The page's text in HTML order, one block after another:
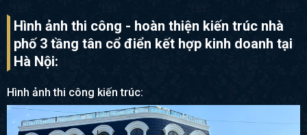
Hình ảnh thi công - hoàn thiện kiến trúc nhà
phố 3 tầng tân cổ điển kết hợp kinh doanh tại
Hà Nội:
Hình ảnh thi công kiến trúc: